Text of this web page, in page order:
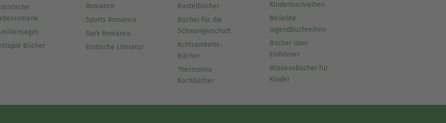
Bücher
Romance
Sports Romance
Dark Romance
Erotische Literatur
Bastelbücher
Bücher für die
Schwangerschaft
Achtsamkeits-
Bücher
Thermomix
Kochbücher
Kinderbuchreihen
Beliebte
Jugendbuchreihen
Bücher über
Einhörner
Wissensbücher für
Kinder